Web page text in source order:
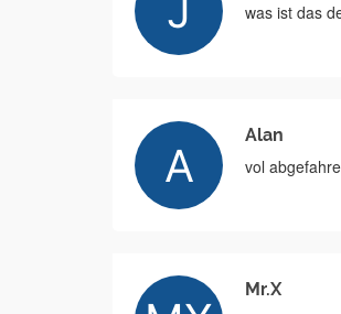
was ist das
Alan
vol abgefahre
Mr.X